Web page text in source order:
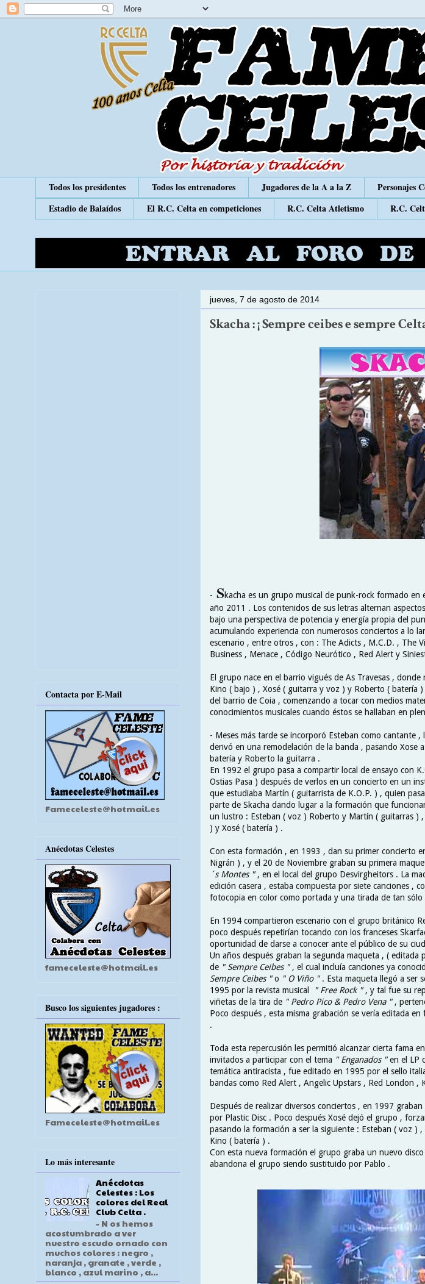
Todos los presidentes Todos los entrenadores Jugadores de la A a la Z Personajes
Estadio de Balaídos
El R.C. Celta en competiciones R.C. Celta Atletismo R.C.
jueves, 7 de agosto de 2014
Skacha : ¡ Sempre ceibes e sempre
- Skacha es un grupo musical de punk-rock formado
año 2011 . Los contenidos de sus letras alternan
bajo una perspectiva de potencia y energía propia del
acumulando experiencia con numerosos conciertos a lo
escenario , entre otros , con : The Adicts , M.C.D. , The
Business , Menace , Código Neurótico , Red Alert y
El grupo nace en el barrio vigués de As Travesas ,
Kino ( bajo ) , Xosé ( guitarra y voz ) y Roberto ( batería
del barrio de Coia , comenzando a tocar con medios
conocimientos musicales cuando éstos se hallaban en
- Meses más tarde se incorporó Esteban como cantante ,
derivó en una remodelación de la banda , pasando Xose
batería y Roberto la guitarra .
En 1992 el grupo pasa a compartir local de ensayo con
Ostias Pasa ) después de verlos en un concierto en un
que estudiaba Martín ( guitarrista de K.O.P. ) , quien
parte de Skacha dando lugar a la formación que
un lustro : Esteban ( voz ) Roberto y Martín ( guitarras )
) y Xosé ( batería ) .
Con esta formación , en 1993 , dan su primer concierto
Nigrán ) , y el 20 de Noviembre graban su primera
´s Montes " , en el local del grupo Desvirgheitors . La
edición casera , estaba compuesta por siete canciones ,
fotocopia en color como portada y una tirada de tan sólo
En 1994 compartieron escenario con el grupo británico
poco después repetirían tocando con los franceses
oportunidad de darse a conocer ante el público de su
Un años después graban la segunda maqueta , (
de " Sempre Ceibes ", el cual incluía canciones ya
Sempre Ceibes "o " O Viño ". Esta maqueta llegó a ser
1995 por la revista musical
" Free Rock " , y tal fue su
viñetas de la tira de " Pedro Pico & Pedro Vena ",
Poco después , esta misma grabación se vería editada
.
Toda esta repercusión les permitió alcanzar cierta fama
invitados a participar con el tema " Enganados "en el LP
temática antiracista , fue editado en 1995 por el sello
bandas como Red Alert , Angelic Upstars , Red London ,
Después de realizar diversos conciertos , en 1997 graban
por Plastic Disc . Poco después Xosé dejó el grupo ,
pasando la formación a ser la siguiente : Esteban ( voz
Kino ( batería ) .
Con esta nueva formación el grupo graba un nuevo
abandona el grupo siendo sustituido por Pablo .
Contacta por E-Mail
Fameceleste@hotmail.es
Anécdotas Celestes
fameceleste@hotmail.es
Busco los siguientes jugadores :
Fameceleste@hotmail.es
Lo más interesante
Anécdotas
Celestes : Los
colores del Real
Club Celta .
- N os hemos
acostumbrado a ver
nuestro escudo ornado con
muchos colores : negro ,
naranja , granate , verde ,
blanco , azul marino , a...